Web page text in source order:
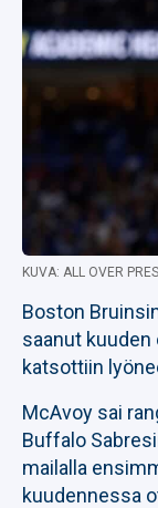
KUVA: ALL OVER
Boston
saanut kuuden
katsottiin
McAvoy sai
Buffalo
mailalla
kuudennessa